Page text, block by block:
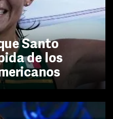
Santo
de los